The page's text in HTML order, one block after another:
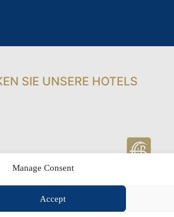
Manage Consent
Accept
SIE UNSERE HOTELS